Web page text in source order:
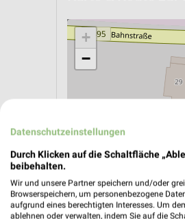
+
−
Datenschutzeinstellungen
Durch Klicken auf die Schaltfläche
beibehalten.
Wir und unsere Partner speichern und/oder
Browserspeichern, um personenbezogene
aufgrund eines berechtigten Interesses. Um
ablehnen oder verwalten, indem Sie auf die